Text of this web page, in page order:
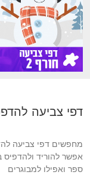
דפי צביעה
מחפשים דפי צביעה
אפשר להוריד
ספר ואפילו למבוגרים